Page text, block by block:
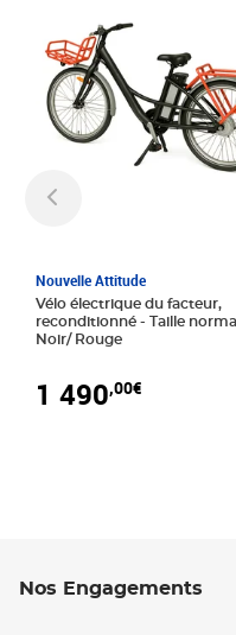
Nouvelle Attitude
Vélo électrique du facteur,
reconditionné - Taille normale -
Noir/ Rouge
1 490,00€
Nos Engagements